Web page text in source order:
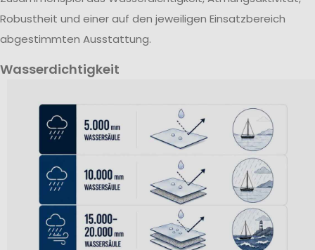
Robustheit und einer auf den jeweiligen Einsatzbereich
abgestimmten Ausstattung.
Wasserdichtigkeit